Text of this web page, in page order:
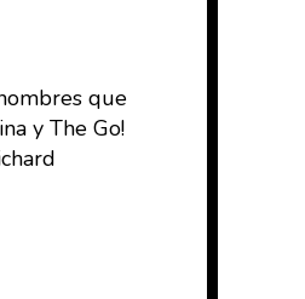
que
y The Go!